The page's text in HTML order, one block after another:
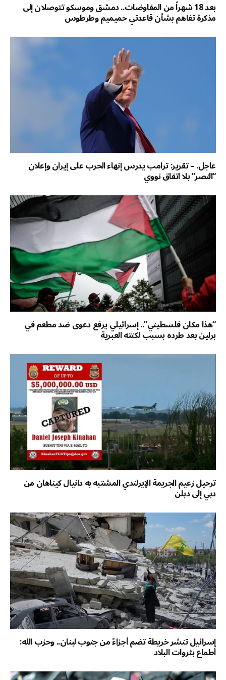
بعد 18 شهراً من المفاوضات.. دمشق وموسكو تتوصلان إلى
مذكرة تفاهم بشأن قاعدتي حميميم وطرطوس
عاجل. – تقرير: ترامب يدرس إنهاء الحرب على إيران وإعلان
“النصر” بلا اتفاق نووي
“هذا مكان فلسطيني”.. إسرائيلي يرفع دعوى ضد مطعم في
برلين بعد طرده بسبب لكنته العبرية
ترحيل زعيم الجريمة الإيرلندي المشتبه به دانيال كيناهان من
دبي إلى دبلن
إسرائيل تنشر خريطة تضم أجزاءً من جنوب لبنان.. وحزب الله:
أطماع بثروات البلاد